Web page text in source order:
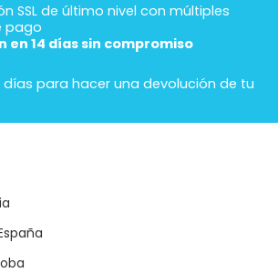
SSL de último nivel con múltiples
pago
en 14 días sin compromiso
días para hacer una devolución de tu